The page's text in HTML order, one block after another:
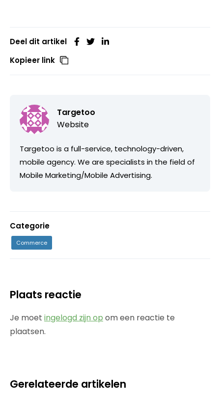
Deel dit artikel
Kopieer link
Targetoo
Website
Targetoo is a full-service, technology-driven,
mobile agency. We are specialists in the field of
Mobile Marketing/Mobile Advertising.
Categorie
Commerce
Plaats reactie
Je moet ingelogd zijn op om een reactie te
plaatsen.
Gerelateerde artikelen